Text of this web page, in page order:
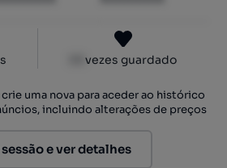
vezes guardado
uma nova para aceder ao histórico
incluindo alterações de preços
e ver detalhes